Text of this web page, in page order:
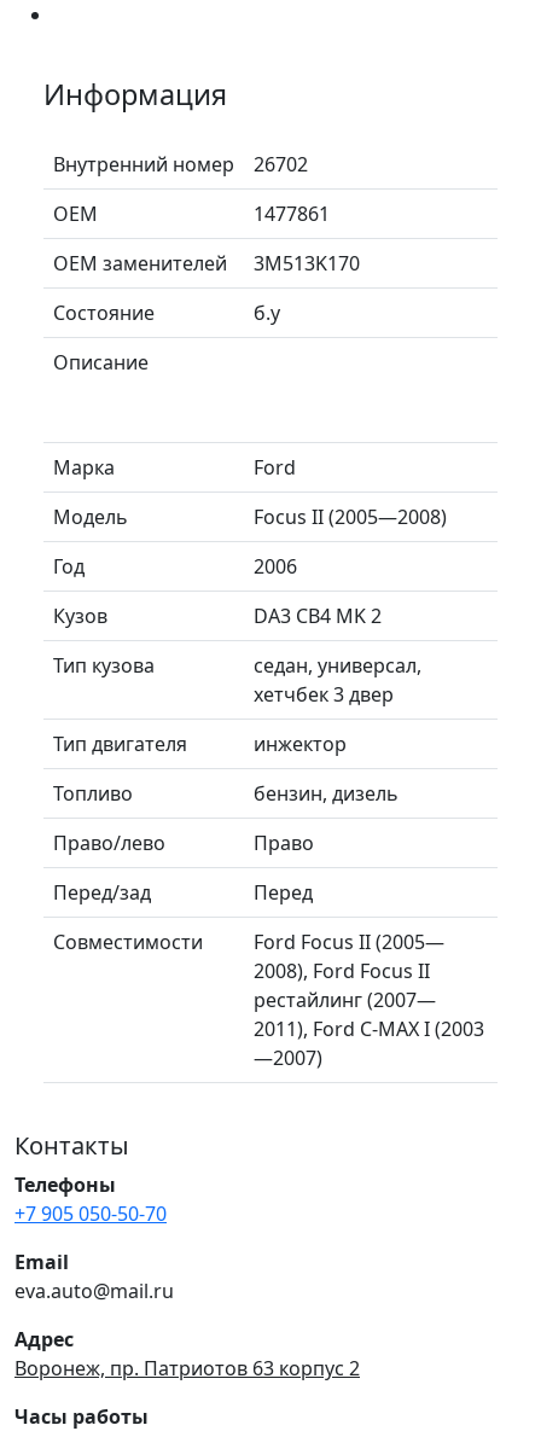
Информация
Внутренний номер
26702
ОЕМ
1477861
ОЕМ заменителей
3M513K170
Состояние
б.у
Описание
Марка
Ford
Модель
Focus II (2005—2008)
Год
2006
Кузов
DA3 CB4 MK 2
Тип кузова
седан, универсал,
хетчбек 3 двер
Тип двигателя
инжектор
Топливо
бензин, дизель
Право/лево
Право
Перед/зад
Перед
Совместимости
Ford Focus II (2005—
2008), Ford Focus II
рестайлинг (2007—
2011), Ford C-MAX I (2003
—2007)
Контакты
Телефоны
+7 905 050-50-70
Email
eva.auto@mail.ru
Адрес
Воронеж, пр. Патриотов 63 корпус 2
Часы работы